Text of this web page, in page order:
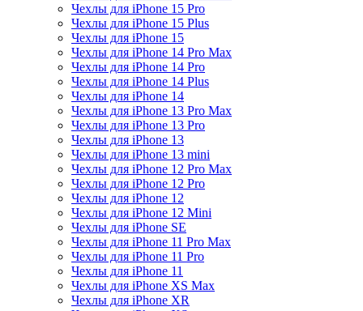
Чехлы для iPhone 15 Pro
Чехлы для iPhone 15 Plus
Чехлы для iPhone 15
Чехлы для iPhone 14 Pro Max
Чехлы для iPhone 14 Pro
Чехлы для iPhone 14 Plus
Чехлы для iPhone 14
Чехлы для iPhone 13 Pro Max
Чехлы для iPhone 13 Pro
Чехлы для iPhone 13
Чехлы для iPhone 13 mini
Чехлы для iPhone 12 Pro Max
Чехлы для iPhone 12 Pro
Чехлы для iPhone 12
Чехлы для iPhone 12 Mini
Чехлы для iPhone SE
Чехлы для iPhone 11 Pro Max
Чехлы для iPhone 11 Pro
Чехлы для iPhone 11
Чехлы для iPhone XS Max
Чехлы для iPhone XR